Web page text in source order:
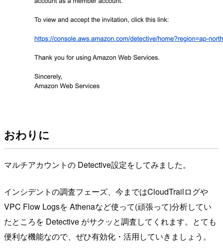
おわりに
マルチアカウントの Detective設定をしてみました。
インシデントの調査フェーズ、今まではCloudTrailログや
VPC Flow Logsを Athenaなど使って(頑張って)分析してい
たところを Detective がサクッと調査してくれます。とても
便利な機能なので、ぜひ有効化・活用していきましょう。